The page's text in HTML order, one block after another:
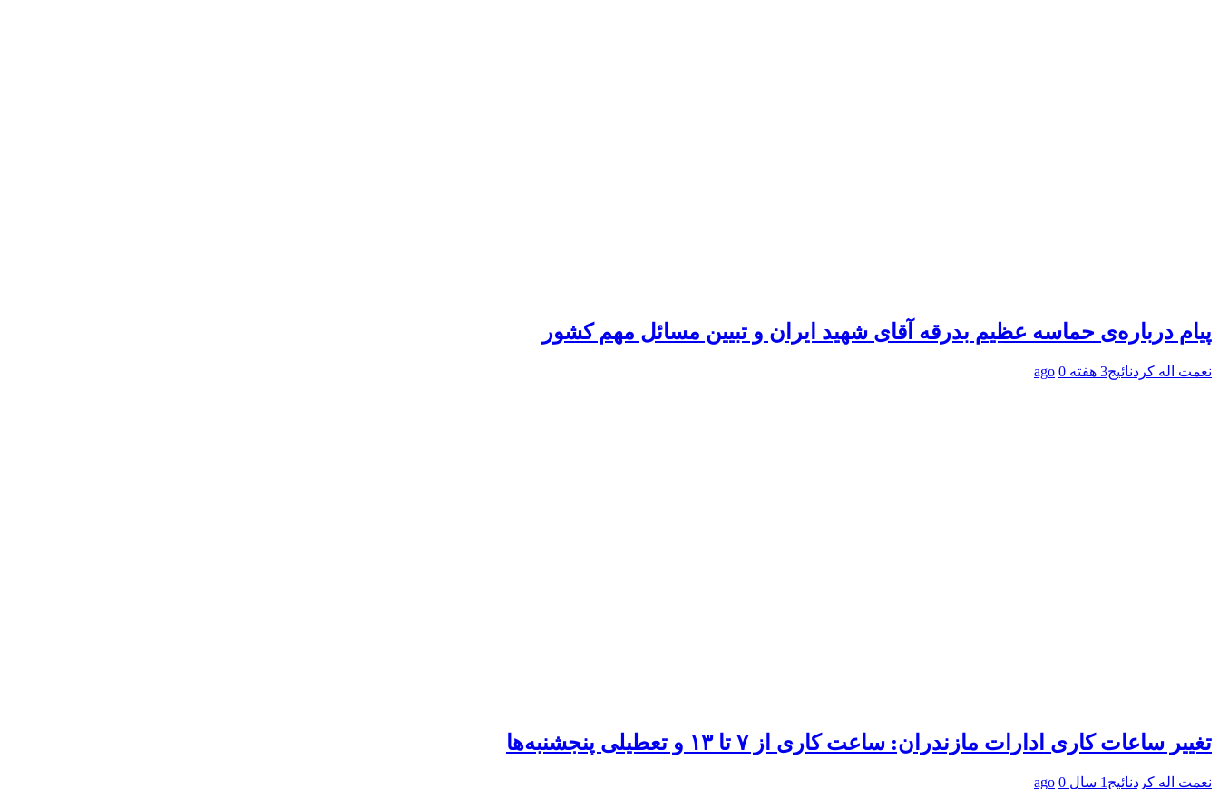
پیام درباره‌ی حماسه عظیم بدرقه آقای شهید ایران و تبیین مسائل مهم کشور
نعمت اله کردنائیج3 هفته ago 0
تغییر ساعات کاری ادارات مازندران: ساعت کاری از ۷ تا ۱۳ و تعطیلی پنجشنبه‌ها
نعمت اله کردنائیج 1 سال ago 0